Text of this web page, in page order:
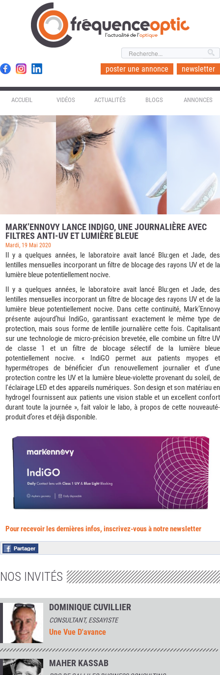
l'actualité de l'optique
poster une annonce newsletter
ACCUEIL VIDÉOS ACTUALITÉS BLOGS ANNONCES
MARK’ENNOVY LANCE INDIGO, UNE JOURNALIÈRE AVEC
FILTRES ANTI-UV ET LUMIÈRE BLEUE
Mardi, 19 Mai 2020
Il y a quelques années, le laboratoire avait lancé Blu:gen et Jade, des
lentilles mensuelles incorporant un filtre de blocage des rayons UV et de la
lumière bleue potentiellement nocive.
Il y a quelques années, le laboratoire avait lancé Blu:gen et Jade, des
lentilles mensuelles incorporant un filtre de blocage des rayons UV et de la
lumière bleue potentiellement nocive. Dans cette continuité, Mark’Ennovy
présente aujourd’hui IndiGo, garantissant exactement le même type de
protection, mais sous forme de lentille journalière cette fois. Capitalisant
sur une technologie de micro-précision brevetée, elle combine un filtre UV
de classe 1 et un filtre de blocage sélectif de la lumière bleue
potentiellement nocive. « IndiGO permet aux patients myopes et
hypermétropes de bénéficier d’un renouvellement journalier et d’une
protection contre les UV et la lumière bleue-violette provenant du soleil, de
l'éclairage LED et des appareils numériques. Son design et son matériau en
hydrogel fournissent aux patients une vision stable et un excellent confort
durant toute la journée », fait valoir le labo, à propos de cette nouveauté-
produit d’ores et déjà disponible.
Pour recevoir les dernières infos, inscrivez-vous à notre newsletter
NOS INVITÉS
DOMINIQUE CUVILLIER
CONSULTANT, ESSAYISTE
Une Vue D'avance
MAHER KASSAB